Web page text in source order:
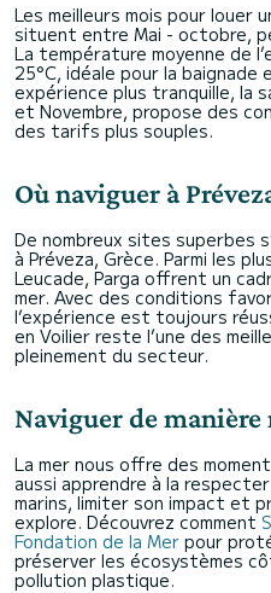
Les meilleurs mois pour louer
situent entre Mai - octobre,
La température moyenne de
25°C, idéale pour la baignade
expérience plus tranquille, la
et Novembre, propose des
des tarifs plus souples.
Où naviguer à
De nombreux sites superbes
à Préveza, Grèce. Parmi les
Leucade, Parga offrent un
mer. Avec des conditions
l’expérience est toujours
en Voilier reste l’une des
pleinement du secteur.
Naviguer de manière
La mer nous offre des
aussi apprendre à la
marins, limiter son impact et
explore. Découvrez comment
Fondation de la Mer pour
préserver les écosystèmes
pollution plastique.